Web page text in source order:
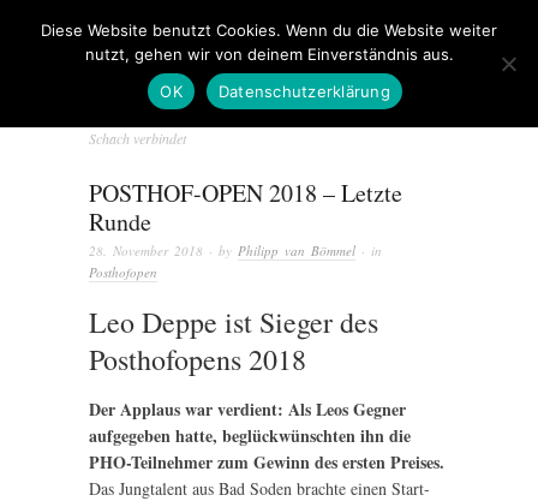
Schach verbindet
POSTHOF-OPEN 2018 – Letzte
Runde
28. November 2018 · by Philipp van Bömmel · in
Posthofopen
Leo Deppe ist Sieger des
Posthofopens 2018
Der Applaus war verdient: Als Leos Gegner
aufgegeben hatte, beglückwünschten ihn die
PHO-Teilnehmer zum Gewinn des ersten Preises.
Das Jungtalent aus Bad Soden brachte einen Start-
Diese Website benutzt Cookies. Wenn du die Website weiter
nutzt, gehen wir von deinem Einverständnis aus.
OK
Datenschutzerklärung